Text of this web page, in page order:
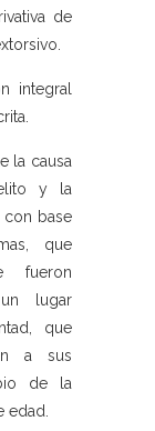
de
integral
la causa
y la
con base
que
fueron
lugar
que
a sus
de la
edad.